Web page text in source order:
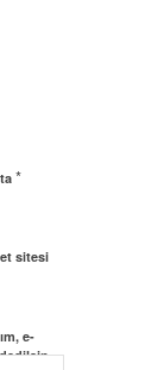
*
sitesi
e-